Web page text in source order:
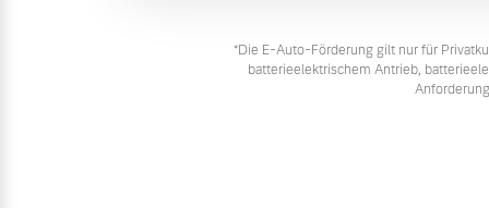
*Die E‑Auto-Förderung gilt nur für
batterieelektrischem Antrieb,